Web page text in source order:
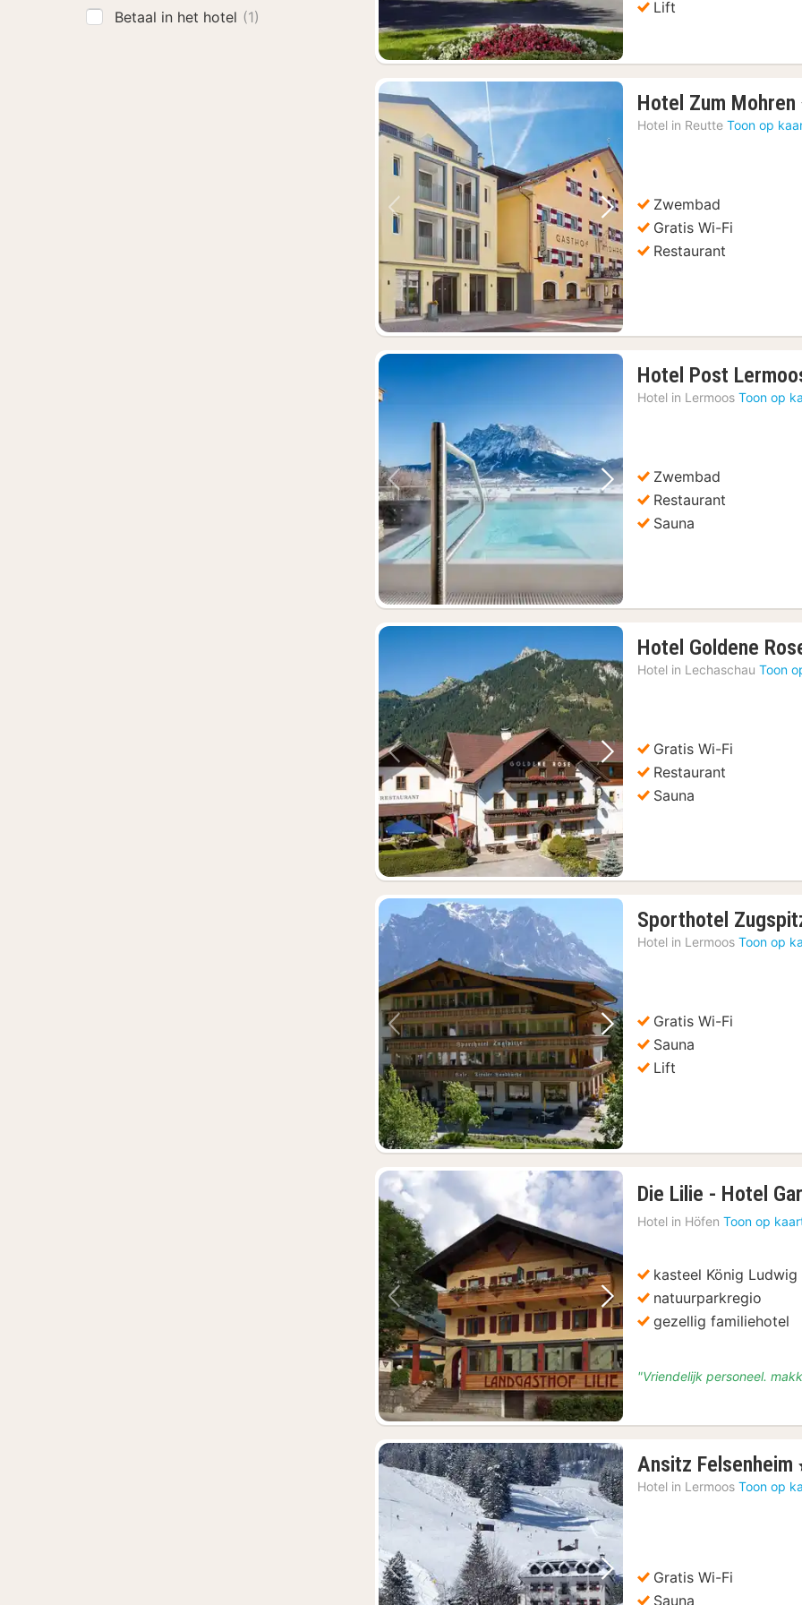
Lift
Vorige foto Volgende foto
Hotel Zum Mohren
Hotel in Reutte Toon op
Zwembad
Gratis Wi-Fi
Restaurant
Vorige foto Volgende foto
Hotel Post
Hotel in Lermoos Toon op
Zwembad
Restaurant
Sauna
Vorige foto Volgende foto
Hotel Goldene
Hotel in Lechaschau Toon
Gratis Wi-Fi
Restaurant
Sauna
Vorige foto Volgende foto
Sporthotel
Hotel in Lermoos Toon op
Gratis Wi-Fi
Sauna
Lift
Vorige foto Volgende foto
Die Lilie - Hotel
Hotel in Höfen Toon op
kasteel König Ludwig
natuurparkregio
gezellig familiehotel
"Vriendelijk personeel.
Vorige foto Volgende foto
Ansitz Felsenheim
Hotel in Lermoos Toon op
Gratis Wi-Fi
Sauna
Betaal in het hotel (1)